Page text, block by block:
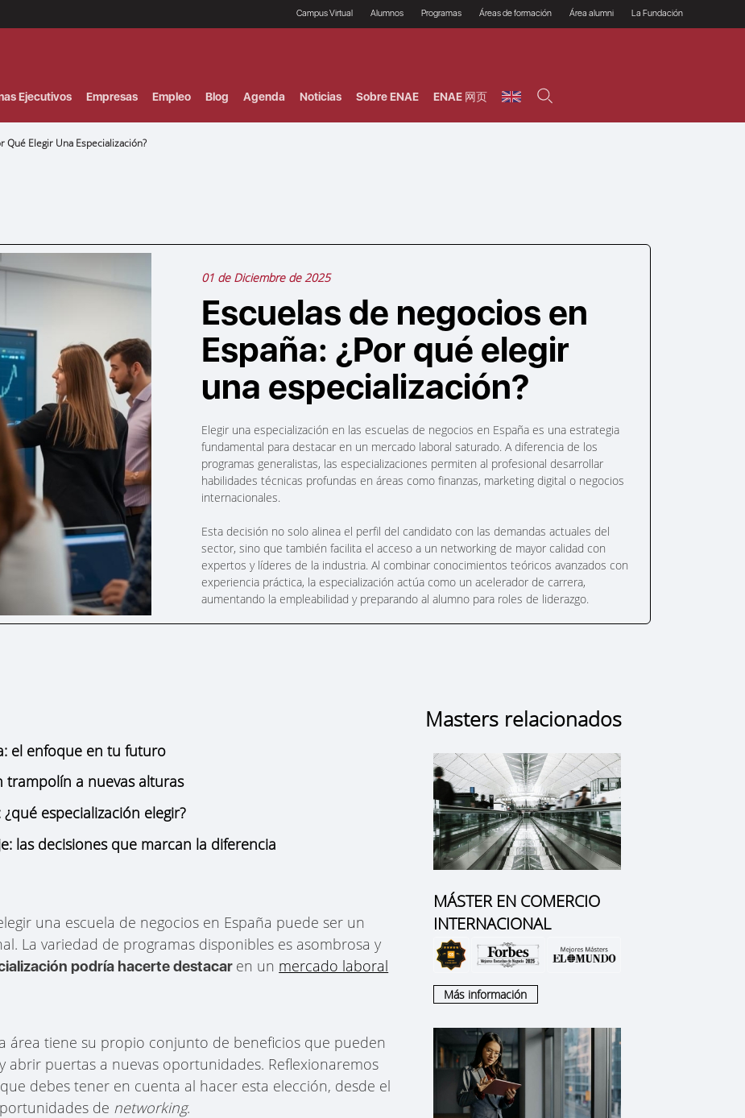
Campus Virtual Alumnos
Prácticas en empresas
Programas
Programas Ejecutivos
Áreas de formación
Riesgos
Área alumni La Fundación
Ejecutivos Empresas Empleo Blog Agenda Noticias Sobre ENAE ENAE 网页
Qué Elegir Una Especialización?
01 de Diciembre de 2025
Escuelas de negocios en
España: ¿Por qué elegir
una especialización?
Elegir una especialización en las escuelas de negocios en España es una estrategia
fundamental para destacar en un mercado laboral saturado. A diferencia de los
programas generalistas, las especializaciones permiten al profesional desarrollar
habilidades técnicas profundas en áreas como finanzas, marketing digital o negocios
internacionales.
Esta decisión no solo alinea el perfil del candidato con las demandas actuales del
sector, sino que también facilita el acceso a un networking de mayor calidad con
expertos y líderes de la industria. Al combinar conocimientos teóricos avanzados con
experiencia práctica, la especialización actúa como un acelerador de carrera,
aumentando la empleabilidad y preparando al alumno para roles de liderazgo.
el enfoque en tu futuro
trampolín a nuevas alturas
especialización elegir?
las decisiones que marcan la diferencia
una escuela de negocios en España puede ser un
La variedad de programas disponibles es asombrosa y
podría hacerte destacar en un mercado laboral
área tiene su propio conjunto de beneficios que pueden
abrir puertas a nuevas oportunidades. Reflexionaremos
debes tener en cuenta al hacer esta elección, desde el
de networking.
Masters relacionados
MÁSTER EN COMERCIO
INTERNACIONAL
Más información